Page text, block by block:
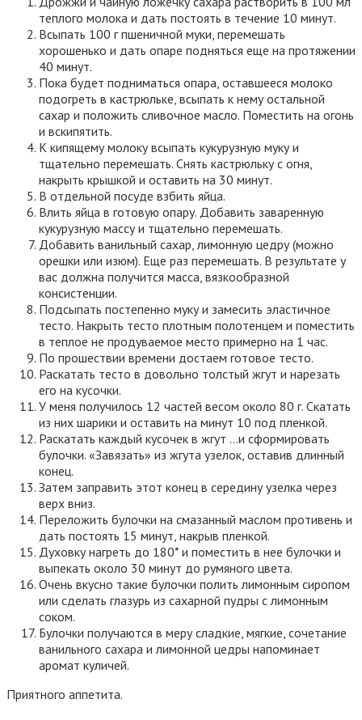
теплого молока и дать постоять в течение 10 минут.
Всыпать 100 г пшеничной муки, перемешать
хорошенько и дать опаре подняться еще на протяжении
40 минут.
Пока будет подниматься опара, оставшееся молоко
подогреть в кастрюльке, всыпать к нему остальной
сахар и положить сливочное масло. Поместить на огонь
и вскипятить.
К кипящему молоку всыпать кукурузную муку и
тщательно перемешать. Снять кастрюльку с огня,
накрыть крышкой и оставить на 30 минут.
В отдельной посуде взбить яйца.
Влить яйца в готовую опару. Добавить заваренную
кукурузную массу и тщательно перемешать.
Добавить ванильный сахар, лимонную цедру (можно
орешки или изюм). Еще раз перемешать. В результате у
вас должна получится масса, вязкообразной
консистенции.
Подсыпать постепенно муку и замесить эластичное
тесто. Накрыть тесто плотным полотенцем и поместить
в теплое не продуваемое место примерно на 1 час.
По прошествии времени достаем готовое тесто.
Раскатать тесто в довольно толстый жгут и нарезать
его на кусочки.
У меня получилось 12 частей весом около 80 г. Скатать
из них шарики и оставить на минут 10 под пленкой.
Раскатать каждый кусочек в жгут …и сформировать
булочки. «Завязать» из жгута узелок, оставив длинный
конец.
Затем заправить этот конец в середину узелка через
верх вниз.
Переложить булочки на смазанный маслом противень и
дать постоять 15 минут, накрыв пленкой.
Духовку нагреть до 180* и поместить в нее булочки и
выпекать около 30 минут до румяного цвета.
Очень вкусно такие булочки полить лимонным сиропом
или сделать глазурь из сахарной пудры с лимонным
соком.
Булочки получаются в меру сладкие, мягкие, сочетание
ванильного сахара и лимонной цедры напоминает
аромат куличей.
Приятного аппетита.